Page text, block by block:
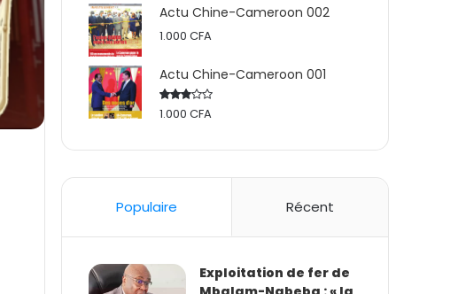
Actu Chine-Cameroon 002
1.000CFA
Actu Chine-Cameroon 001
Rated
1.000CFA
Populaire Récent
Exploitation de fer de